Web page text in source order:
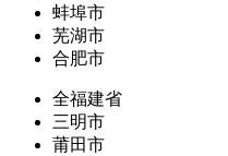
蚌埠市
芜湖市
合肥市
全福建省
三明市
莆田市